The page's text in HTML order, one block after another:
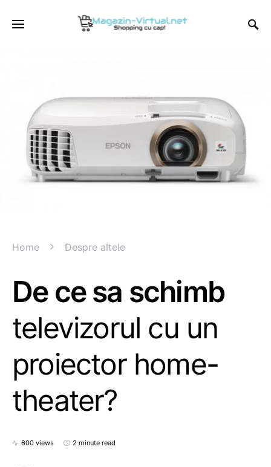
Home Despre altele
De ce sa schimb
televizorul cu un
proiector home-
theater?
600 views 2 minute read